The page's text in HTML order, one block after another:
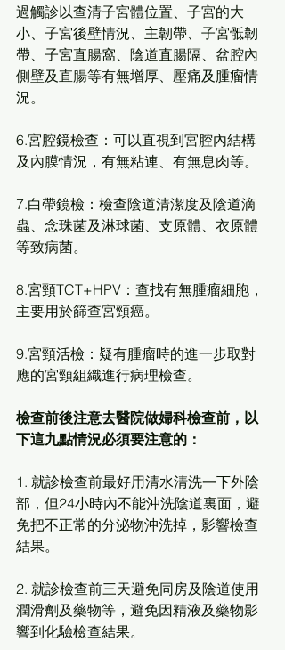
過觸診以查清子宮體位置、子宮的大
小、子宮後壁情況、主韌帶、子宮骶韌
帶、子宮直腸窩、陰道直腸隔、盆腔內
側壁及直腸等有無增厚、壓痛及腫瘤情
況。
6.宮腔鏡檢查：可以直視到宮腔內結構
及內膜情況，有無粘連、有無息肉等。
7.白帶鏡檢：檢查陰道清潔度及陰道滴
蟲、念珠菌及淋球菌、支原體、衣原體
等致病菌。
8.宮頸TCT+HPV：查找有無腫瘤細胞，
主要用於篩查宮頸癌。
9.宮頸活檢：疑有腫瘤時的進一步取對
應的宮頸組織進行病理檢查。
檢查前後注意去醫院做婦科檢查前，以
下這九點情況必須要注意的：
1. 就診檢查前最好用清水清洗一下外陰
部，但24小時內不能沖洗陰道裏面，避
免把不正常的分泌物沖洗掉，影響檢查
結果。
2. 就診檢查前三天避免同房及陰道使用
潤滑劑及藥物等，避免因精液及藥物影
響到化驗檢查結果。